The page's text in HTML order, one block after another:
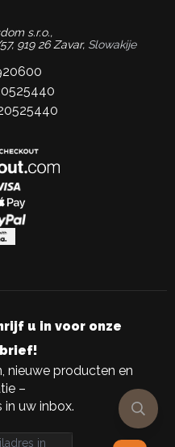
s.r.o.,
919 26 Zavar, Slowakije
u in voor onze
nieuwe producten en
–
in uw inbox.